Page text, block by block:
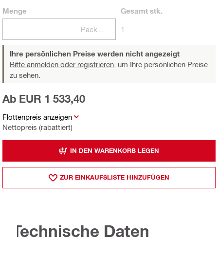
Menge Gesamtstk.
1
Ihre persönlichen Preise werden nicht angezeigt
Bitte anmelden oder registrieren, um Ihre persönlichen Preise
zu sehen.
Flottenpreis anzeigen
Nettopreis (rabattiert)
Ab EUR 1 533,40
IN DEN WARENKORB LEGEN
ZUR EINKAUFSLISTE HINZUFÜGEN
Technische Daten